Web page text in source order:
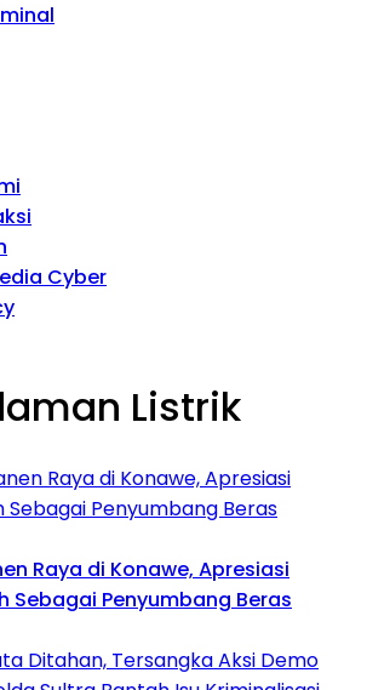
Cyber
Listrik
Raya di Konawe, Apresiasi
Sebagai Penyumbang Beras